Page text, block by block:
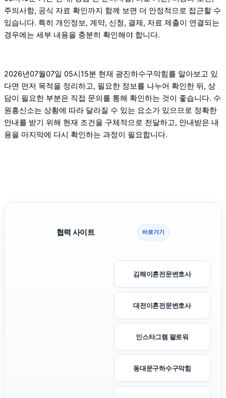
주의사항, 공식 자료 확인까지 함께 보면 더 안정적으로 접근할 수
있습니다. 특히 개인정보, 계약, 신청, 결제, 자료 제출이 연결되는
경우에는 세부 내용을 충분히 확인해야 합니다.
2026년07월07일 05시15분 현재 광진하수구막힘를 알아보고 있
다면 먼저 목적을 정리하고, 필요한 정보를 나누어 확인한 뒤, 상
담이 필요한 부분은 직접 문의를 통해 확인하는 것이 좋습니다. 수
원흥신소는 상황에 따라 달라질 수 있는 요소가 있으므로 정확한
안내를 받기 위해 현재 조건을 구체적으로 전달하고, 안내받은 내
용을 마지막에 다시 확인하는 과정이 필요합니다.
협력 사이트 바로가기
김해이혼전문변호사
대전이혼전문변호사
인스타그램 팔로워
동대문구하수구막힘